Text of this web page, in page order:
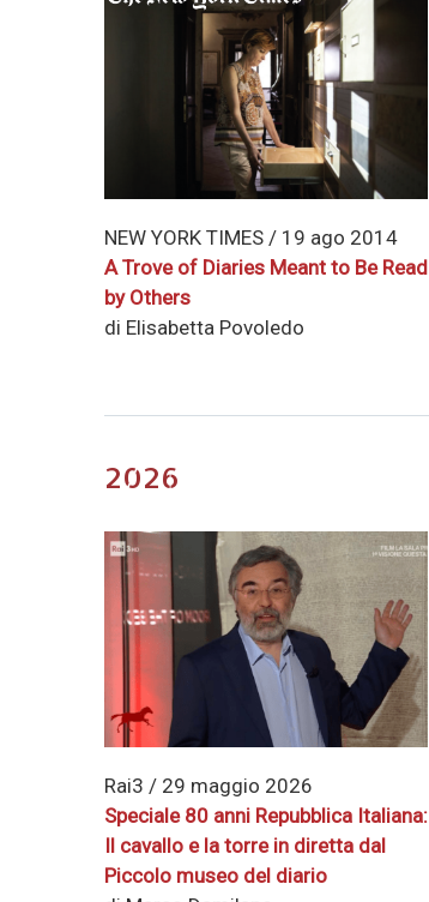
NEW YORK TIMES / 19 ago 2014
A Trove of Diaries Meant to Be Read
by Others
di Elisabetta Povoledo
2026
Rai3 / 29 maggio 2026
Speciale 80 anni Repubblica Italiana:
Il cavallo e la torre in diretta dal
Piccolo museo del diario